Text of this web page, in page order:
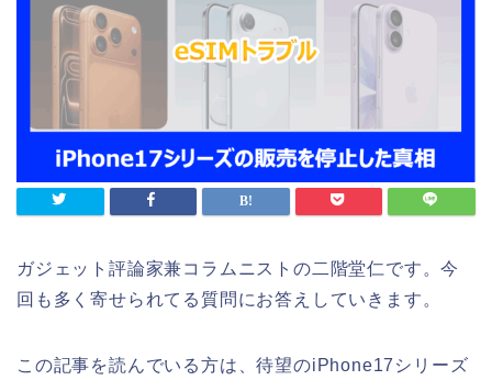
ガジェット評論家兼コラムニストの二階堂仁です。今
回も多く寄せられてる質問にお答えしていきます。
この記事を読んでいる方は、待望のiPhone17シリーズ